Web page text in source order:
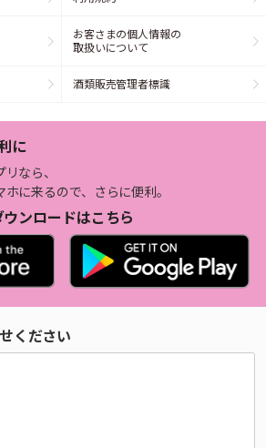
お客さまの個人情報の
取扱いについて
酒類販売管理者標識
に
なら、
に来るので、さらに便利。
ウンロードはこちら
ください